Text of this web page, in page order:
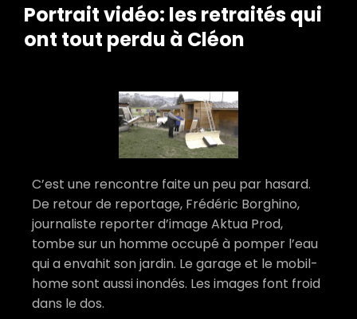
Portrait vidéo: les retraités qui
ont tout perdu à Cléon
C’est une rencontre faite un peu par hasard.
De retour de reportage, Frédéric Borghino,
journaliste reporter d’image Aktua Prod,
tombe sur un homme occupé à pomper l’eau
qui a envahit son jardin. Le garage et le mobil-
home sont aussi inondés. Les images font froid
dans le dos.